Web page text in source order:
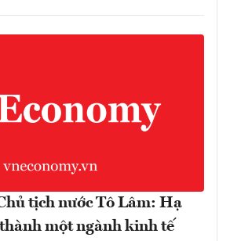
tịch nước Tô Lâm: Hạ
một ngành kinh tế